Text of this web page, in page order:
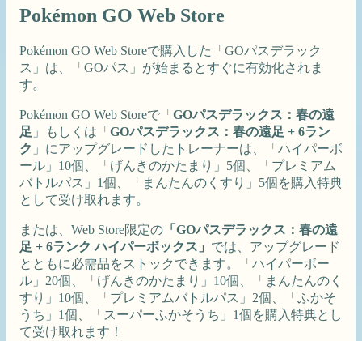
Pokémon GO Web Store
Pokémon GO Web Storeで購入した「GOパスデラック
ス」は、「GOパス」が始まるとすぐに有効化されま
す。
Pokémon GO Web Storeで「 GOパスデラックス：春の遠
足 」もしくは「 GOパスデラックス：春の遠足 + 6ラン
ク 」にアップグレードしたトレーナーは、「ハイパーボ
ール」10個、「げんきのかたまり」5個、「プレミアム
バトルパス」1個、「まんたんのくすり」5個を購入特典
として受け取れます。
または、Web Store限定の 「GOパスデラックス：春の遠
足 + 6ランク ハイパーボックス」 では、アップグレード
とともに必需品をストックできます。「ハイパーボー
ル」20個、「げんきのかたまり」10個、「まんたんのく
すり」10個、「プレミアムバトルパス」2個、「ふかそ
うち」1個、「スーパーふかそうち」1個を購入特典とし
て受け取れます！